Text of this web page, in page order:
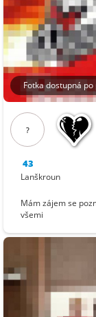
Fotka dostupná
?
43
Lanškroun
Mám zájem se
všemi